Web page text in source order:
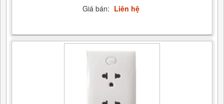
Giá bán: Liên hệ